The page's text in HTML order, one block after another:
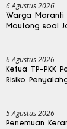
6 Agustus 2026
Warga Maranti
Moutong soal
6 Agustus 2026
Ketua TP-PKK
Risiko
5 Agustus 2026
Penemuan